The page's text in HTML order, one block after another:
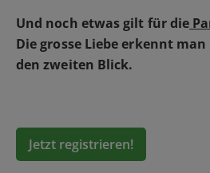
Und noch etwas gilt für die
Die grosse Liebe erkennt
den zweiten Blick.
Jetzt registrieren!